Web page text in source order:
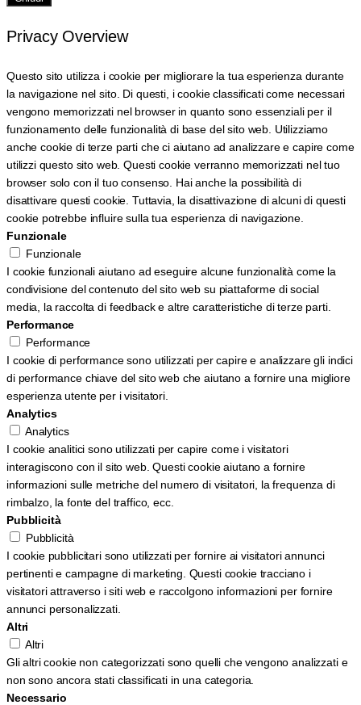
Privacy Overview
Questo sito utilizza i cookie per migliorare la tua esperienza durante
la navigazione nel sito. Di questi, i cookie classificati come necessari
vengono memorizzati nel browser in quanto sono essenziali per il
funzionamento delle funzionalità di base del sito web. Utilizziamo
anche cookie di terze parti che ci aiutano ad analizzare e capire come
utilizzi questo sito web. Questi cookie verranno memorizzati nel tuo
browser solo con il tuo consenso. Hai anche la possibilità di
disattivare questi cookie. Tuttavia, la disattivazione di alcuni di questi
cookie potrebbe influire sulla tua esperienza di navigazione.
Funzionale
Funzionale
I cookie funzionali aiutano ad eseguire alcune funzionalità come la
condivisione del contenuto del sito web su piattaforme di social
media, la raccolta di feedback e altre caratteristiche di terze parti.
Performance
Performance
I cookie di performance sono utilizzati per capire e analizzare gli indici
di performance chiave del sito web che aiutano a fornire una migliore
esperienza utente per i visitatori.
Analytics
Analytics
I cookie analitici sono utilizzati per capire come i visitatori
interagiscono con il sito web. Questi cookie aiutano a fornire
informazioni sulle metriche del numero di visitatori, la frequenza di
rimbalzo, la fonte del traffico, ecc.
Pubblicità
Pubblicità
I cookie pubblicitari sono utilizzati per fornire ai visitatori annunci
pertinenti e campagne di marketing. Questi cookie tracciano i
visitatori attraverso i siti web e raccolgono informazioni per fornire
annunci personalizzati.
Altri
Altri
Gli altri cookie non categorizzati sono quelli che vengono analizzati e
non sono ancora stati classificati in una categoria.
Necessario